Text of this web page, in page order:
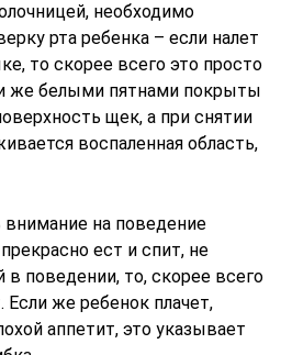
необходимо
рта ребенка – если налет
то скорее всего это просто
же белыми пятнами покрыты
щек, а при снятии
воспаленная область,
на поведение
ест и спит, не
поведении, то, скорее всего
Если же ребенок плачет,
аппетит, это указывает